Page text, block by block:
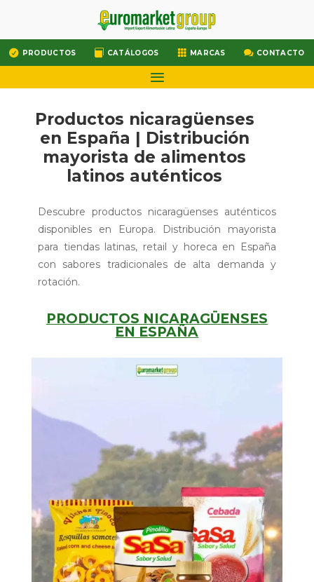
 PRODUCTOS  CATÁLOGOS  MARCAS  CONTACTO
Productos nicaragüenses
en España | Distribución
mayorista de alimentos
latinos auténticos
Descubre productos nicaragüenses auténticos
disponibles en Europa. Distribución mayorista
para tiendas latinas, retail y horeca en España
con sabores tradicionales de alta demanda y
rotación.
PRODUCTOS NICARAGÜENSES
EN ESPAÑA